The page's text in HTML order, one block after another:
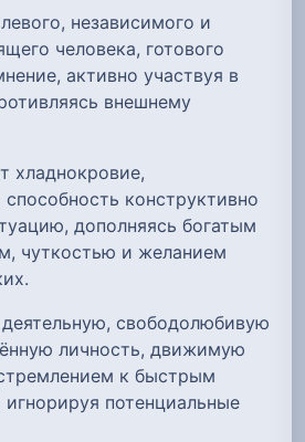
независимого и
человека, готового
активно участвуя в
внешнему
хладнокровие,
конструктивно
дополняясь богатым
чуткостью и желанием
свободолюбивую
личность, движимую
к быстрым
потенциальные